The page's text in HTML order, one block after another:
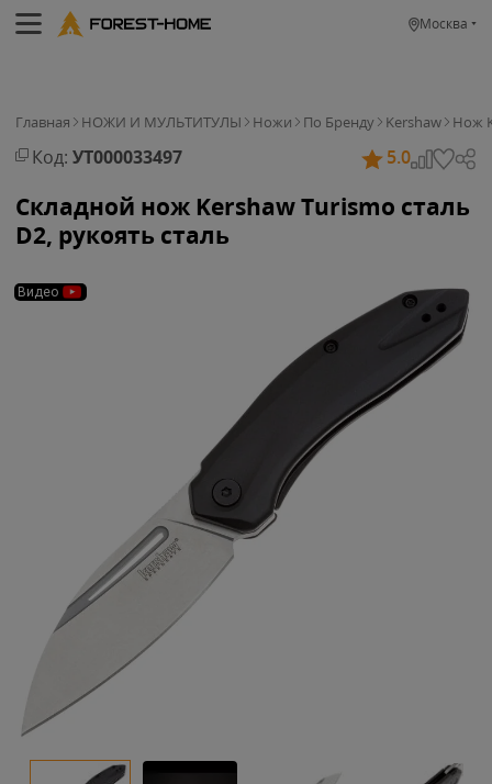
Москва
Главная НОЖИ И МУЛЬТИТУЛЫ Ножи По Бренду Kershaw Нож
Код: УТ000033497 5.0
Складной нож Kershaw Turismo cталь
D2, рукоять сталь
Видео